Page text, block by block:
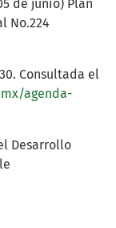
de junio) Plan
No.224
Consultada el
agenda-
Desarrollo